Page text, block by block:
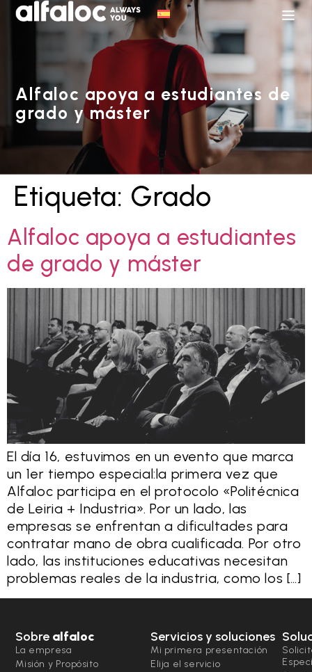
Alfaloc apoya a estudiantes de
grado y máster
Etiqueta: Grado
Alfaloc apoya a estudiantes
de grado y máster
El día 16, estuvimos en un evento que marca
un 1er tiempo especial:la primera vez que
Alfaloc participa en el protocolo «Politécnica
de Leiria + Industria». Por un lado, las
empresas se enfrentan a dificultades para
contratar mano de obra cualificada. Por otro
lado, las instituciones educativas necesitan
problemas reales de la industria, como los […]
Sobre alfaloc
La empresa
Misión y Propósito
Servicios y soluciones
Mi primera presentación
Elija el servicio